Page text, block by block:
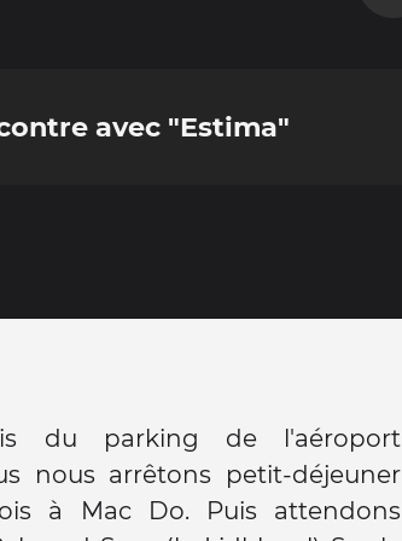
avec "Estima"
du parking de l'aéroport
nous arrêtons petit-déjeuner
à Mac Do. Puis attendons